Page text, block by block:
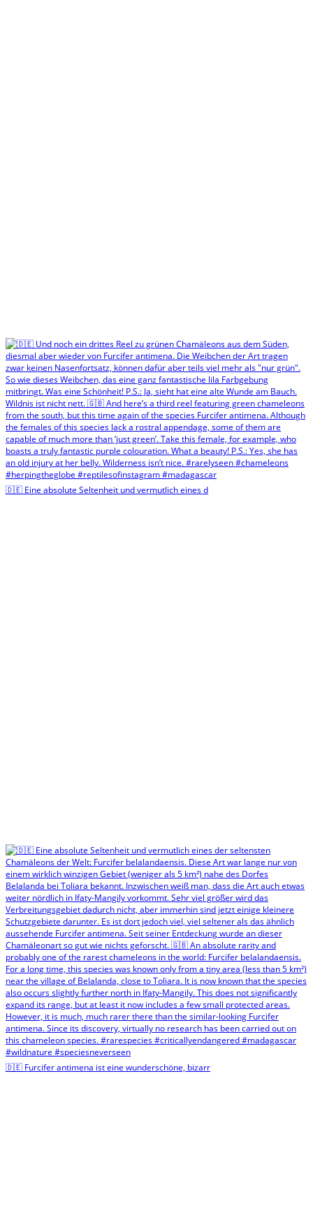
🇩🇪 Eine absolute Seltenheit und vermutlich eines d
🇩🇪 Furcifer antimena ist eine wunderschöne, bizarr